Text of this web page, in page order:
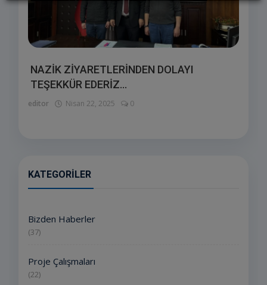
NAZİK ZİYARETLERİNDEN DOLAYI
TEŞEKKÜR EDERİZ...
editor Nisan 22, 2025 0
KATEGORILER
Bizden Haberler
(37)
Proje Çalışmaları
(22)